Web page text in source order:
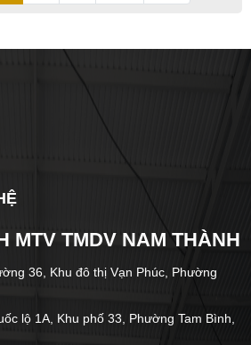
MTV TMDV NAM THÀNH
36, Khu đô thị Vạn Phúc, Phường
lộ 1A, Khu phố 33, Phường Tam Bình,